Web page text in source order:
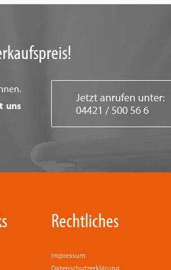
uns
Jetzt anrufen unter:
04421 / 500 56 6
Rechtliches
Impressum
Datenschutzerklärung